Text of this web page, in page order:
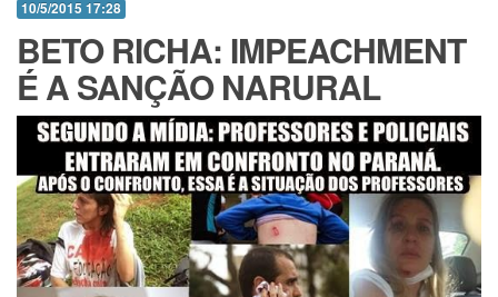
10/5/2015 17:28
BETO RICHA: IMPEACHMENT
É A SANÇÃO NARURAL